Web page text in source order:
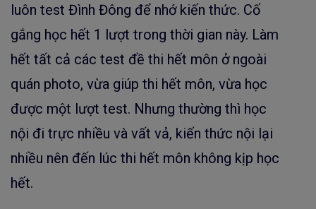
luôn test Đình Đông để nhớ kiến thức. Cố
gắng học hết 1 lượt trong thời gian này. Làm
hết tất cả các test đề thi hết môn ở ngoài
quán photo, vừa giúp thi hết môn, vừa học
được một lượt test. Nhưng thường thì học
nội đi trực nhiều và vất vả, kiến thức nội lại
nhiều nên đến lúc thi hết môn không kịp học
hết.